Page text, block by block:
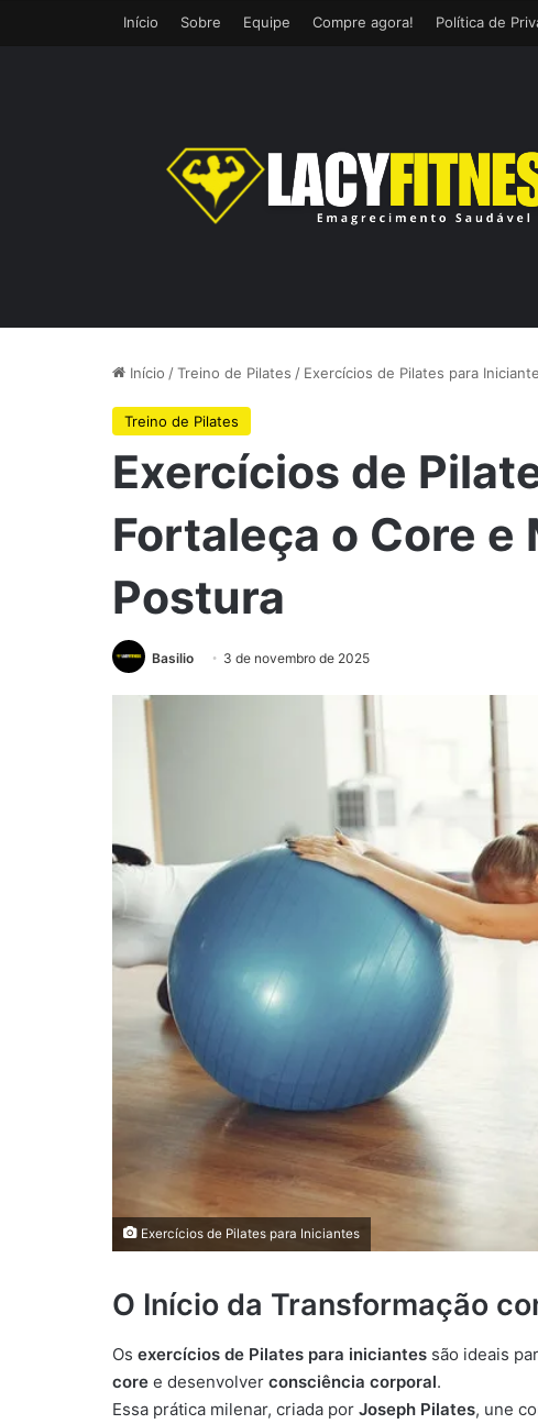
Início Sobre Equipe Compre agora! Política de
Início /Treino de Pilates / Exercícios de Pilates para
Treino de Pilates
Exercícios de
Fortaleça o Core e
Postura
Basilio 3 de novembro de 2025
Exercícios de Pilates para Iniciantes
O Início da Transformação
Os exercícios de Pilates para iniciantes são ideais
core e desenvolver consciência corporal.
Essa prática milenar, criada por Joseph Pilates, une